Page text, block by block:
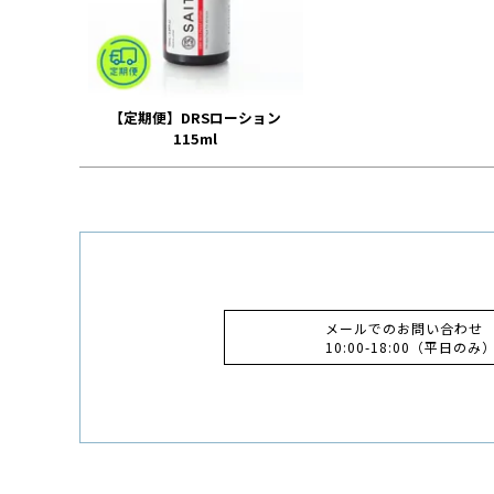
【定期便】DRSローション
115ml
メールでのお問い合わせ
10:00-18:00（平日のみ